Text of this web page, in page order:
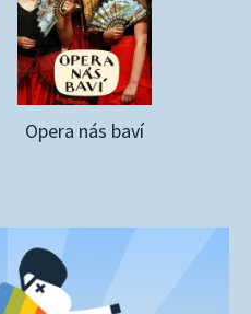
Opera nás baví